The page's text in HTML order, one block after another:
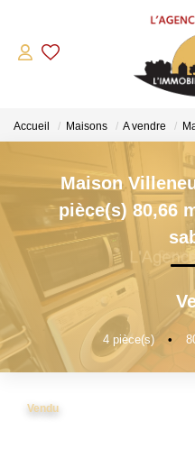
QUI
Nous
Nos
NOS
Accueil Maisons A vendre
Maison
pièce(s) 80,66
4 pièce(s) •
Vendu